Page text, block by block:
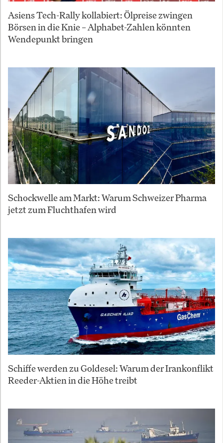
Asiens Tech-Rally kollabiert: Ölpreise zwingen
Börsen in die Knie – Alphabet-Zahlen könnten
Wendepunkt bringen
Schockwelle am Markt: Warum Schweizer Pharma
jetzt zum Fluchthafen wird
Schiffe werden zu Goldesel: Warum der Irankonflikt
Reeder-Aktien in die Höhe treibt